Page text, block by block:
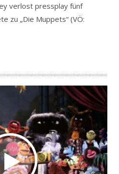
verlost pressplay fünf
zu „Die Muppets“ (VÖ: